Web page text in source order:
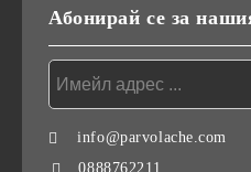
Абонирай се за
info@parvolache.com
0888762211